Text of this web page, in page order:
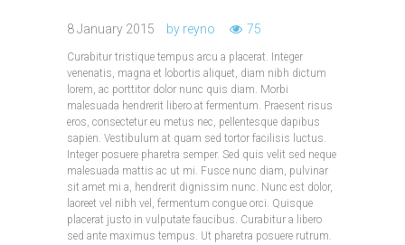
8 January 2015 by reyno 75
Curabitur tristique tempus arcu a placerat. Integer
venenatis, magna et lobortis aliquet, diam nibh dictum
lorem, ac porttitor dolor nunc quis diam. Morbi
malesuada hendrerit libero at fermentum. Praesent risus
eros, consectetur eu metus nec, pellentesque dapibus
sapien. Vestibulum at quam sed tortor facilisis luctus.
Integer posuere pharetra semper. Sed quis velit sed neque
malesuada mattis ac ut mi. Fusce nunc diam, pulvinar
sit amet mi a, hendrerit dignissim nunc. Nunc est dolor,
laoreet vel nibh vel, fermentum congue orci. Quisque
placerat justo in vulputate faucibus. Curabitur a libero
sed ante maximus tempus. Ut pharetra posuere rutrum.